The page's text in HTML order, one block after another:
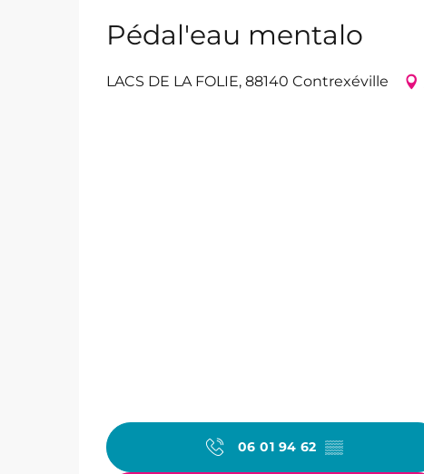
Pédal'eau mentalo
LACS DE LA FOLIE, 88140 Contrexéville
06 01 94 62 ▒▒